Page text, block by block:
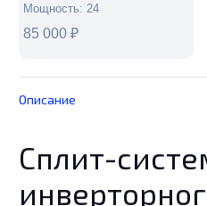
Мощность: 24
85 000 ₽
Описание
Сплит-